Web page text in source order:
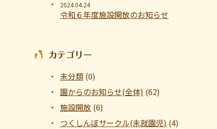
2024.04.24
令和６年度施設開放のお知らせ
カテゴリー
未分類 (0)
園からのお知らせ(全体) (62)
施設開放 (6)
つくしんぼサークル(未就園児) (4)